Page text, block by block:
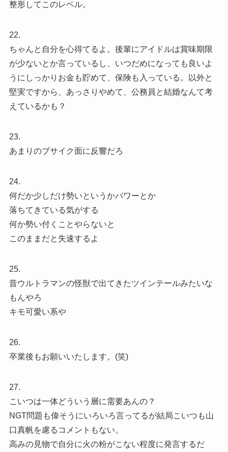
整形してこのレベル。
22.
ちゃんと自分を心得てるよ。後輩にアイドルは賞味期限
が少ないとか言っているし、いつだめになっても良いよ
うにしっかりお金も貯めて、保険も入っている。以外と
堅実ですから、あっさりやめて、公務員と結婚なんて考
えているかも？
23.
あまりのブサイク面に反響だろ
24.
何だか少しだけ勢いというかパワーとか
落ちてきている気がする
何か勢い付くことやらないと
このままだと失速するよ
25.
昔ウルトラマンの怪獣で出てきたツインテールみたいな
もんやろ
キモ可愛い系や
26.
卒業後もお願いいたします。(笑)
27.
こいつは一体どういう層に需要あんの？
NGT問題も偉そうにいろいろ言ってるが結局こいつも山
口真帆を慮るコメントもない。
高みの見物で自分に火の粉がこない程度に発言するだ